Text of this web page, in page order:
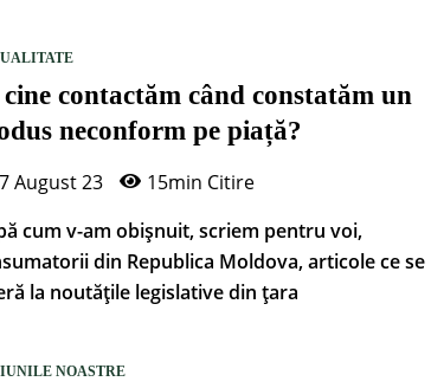
cine contactăm când constatăm un
neconform pe piață?
7 August 23
15min Citire
cum v-am obișnuit, scriem pentru voi,
din Republica Moldova, articole ce se
la noutățile legislative din țara
NOASTRE